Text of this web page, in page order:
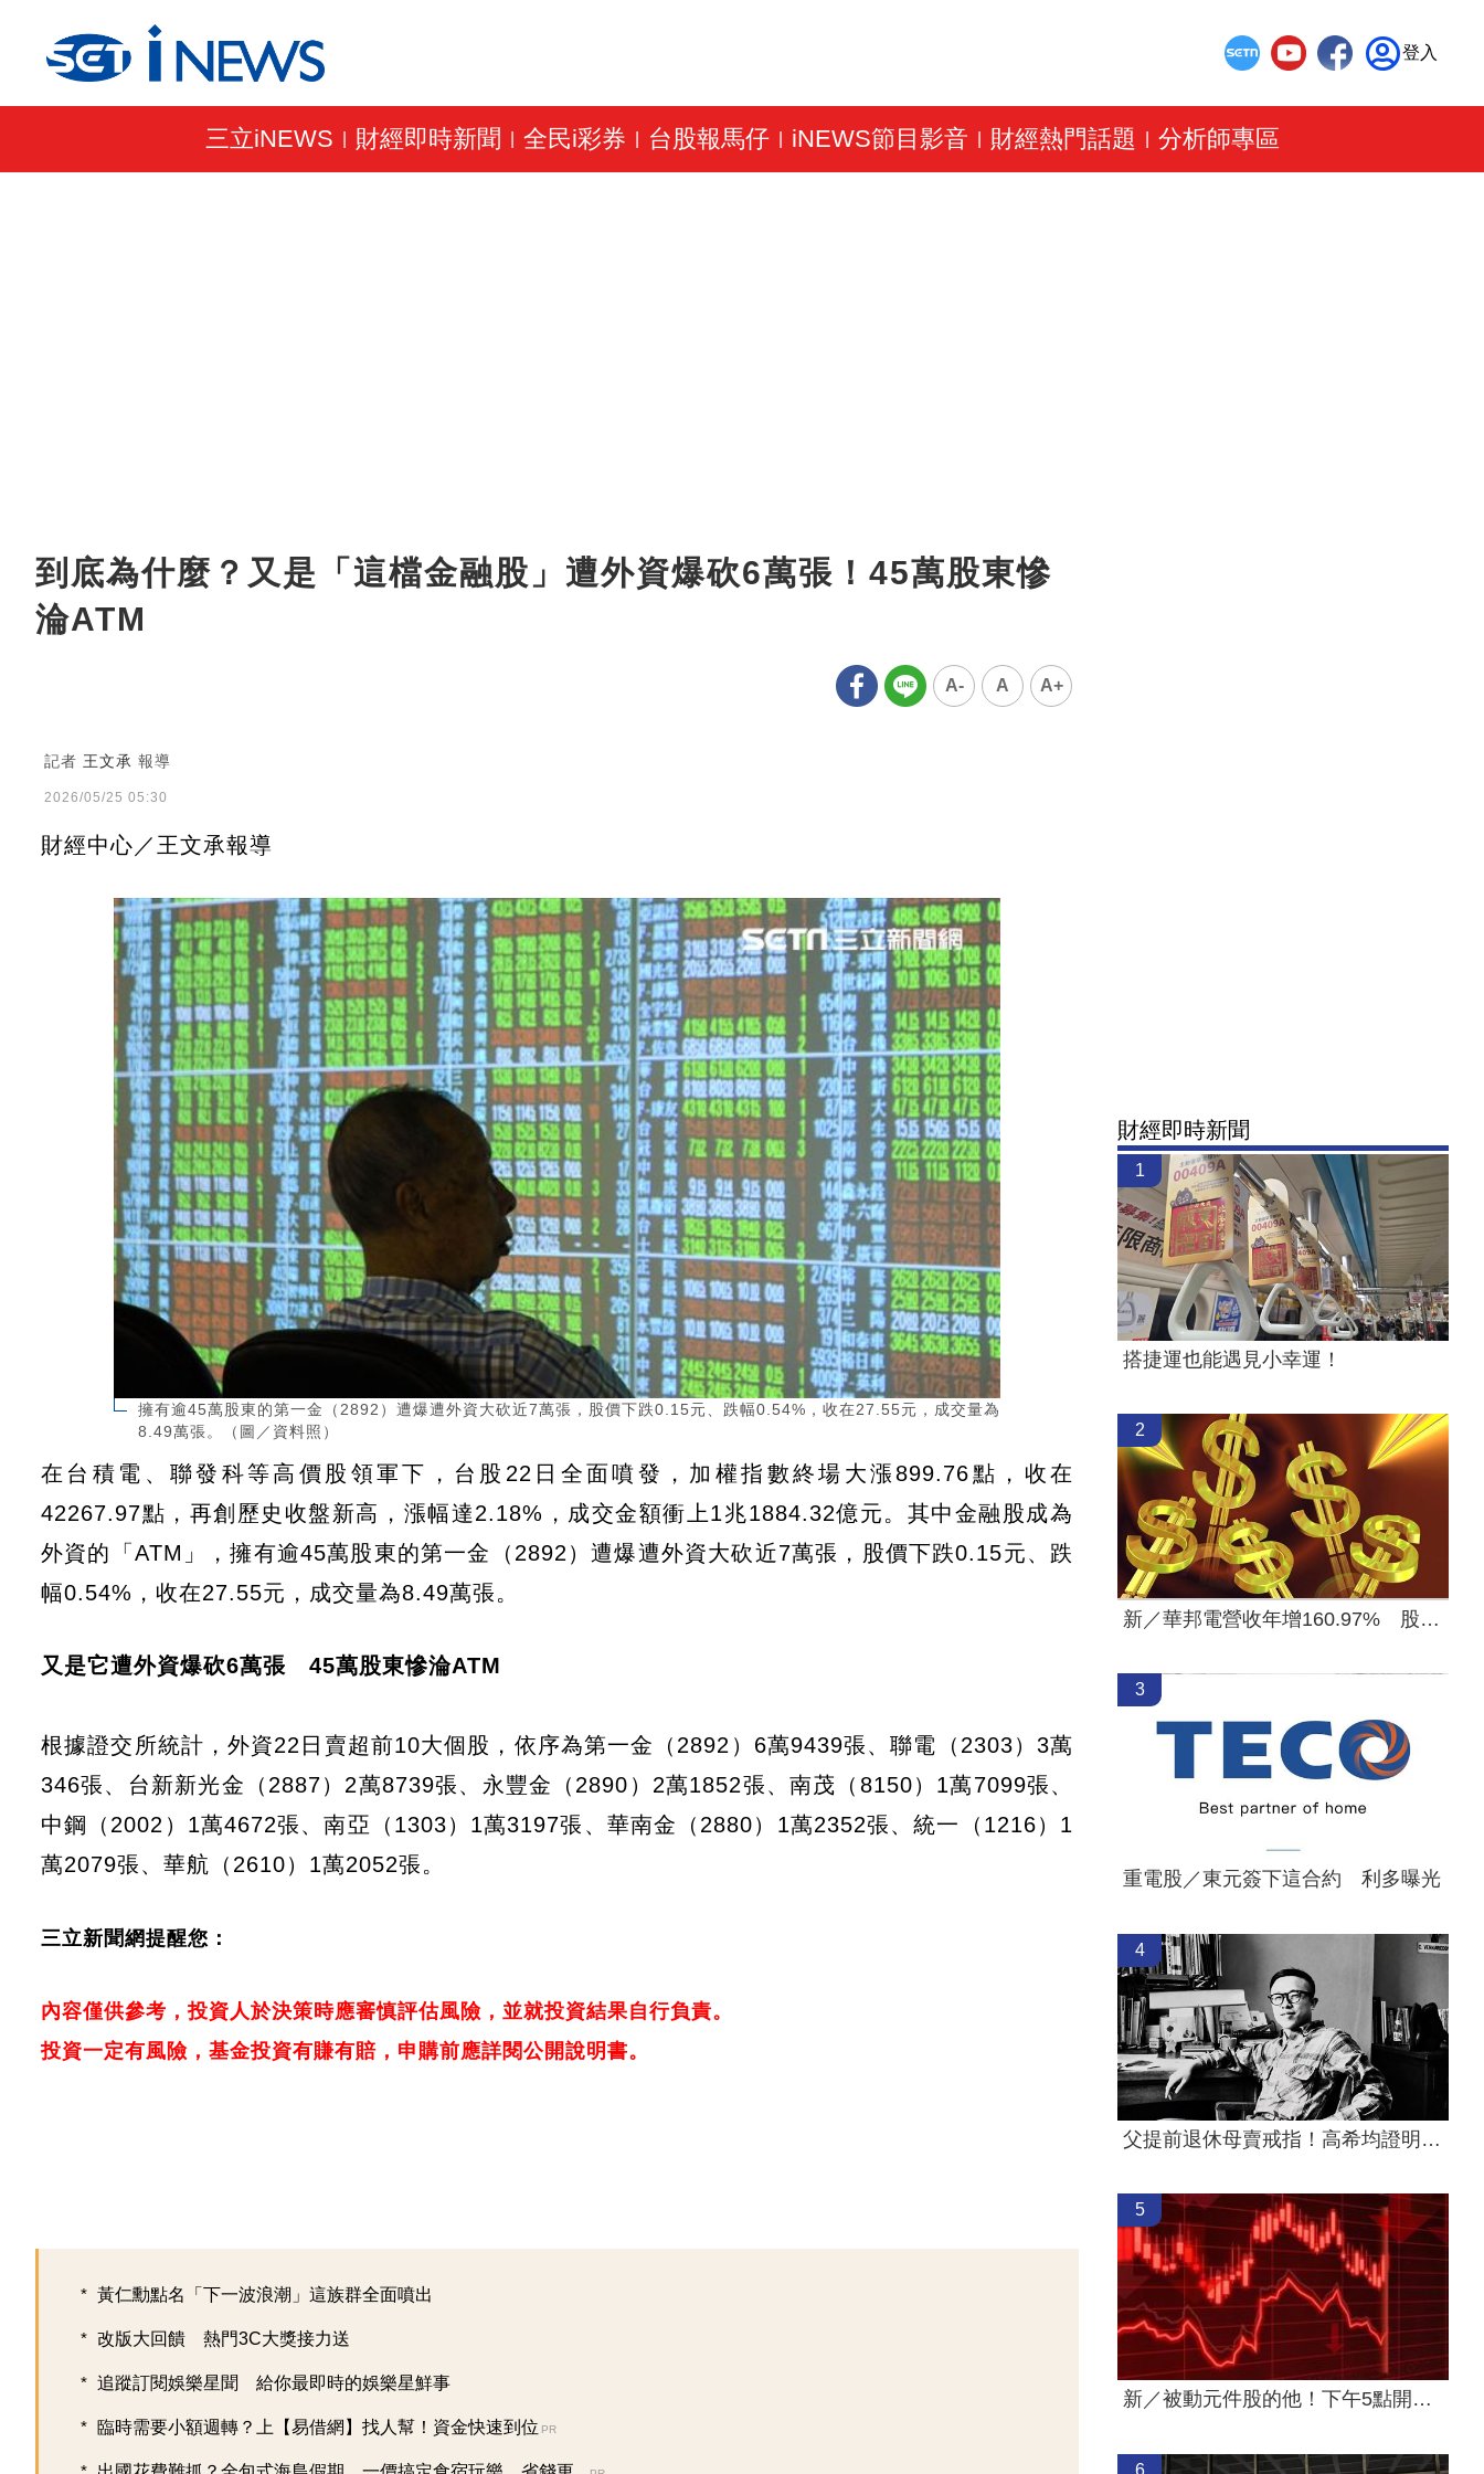
登入
三立iNEWS 財經即時新聞 全民i彩券 台股報馬仔| iNEWS節目影音 財經熱門話題 分析師專區
到底為什麼？又是「這檔金融股」遭外資爆砍6萬張！45萬股東慘
淪ATM
A- A A+
記者 王文承 報導
2026/05/25 05:30
財經中心／王文承報導
擁有逾45萬股東的第一金（2892）遭爆遭外資大砍近7萬張，股價下跌0.15元、跌幅0.54%，收在27.55元，成交量為
8.49萬張。（圖／資料照）
在台積電、聯發科等高價股領軍下，台股22日全面噴發，加權指數終場大漲899.76點，收在
42267.97點，再創歷史收盤新高，漲幅達2.18%，成交金額衝上1兆1884.32億元。其中金融股成為
外資的「ATM」，擁有逾45萬股東的第一金（2892）遭爆遭外資大砍近7萬張，股價下跌0.15元、跌
幅0.54%，收在27.55元，成交量為8.49萬張。
又是它遭外資爆砍6萬張 45萬股東慘淪ATM
根據證交所統計，外資22日賣超前10大個股，依序為第一金（2892）6萬9439張、聯電（2303）3萬
346張、台新新光金（2887）2萬8739張、永豐金（2890）2萬1852張、南茂（8150）1萬7099張、
中鋼（2002）1萬4672張、南亞（1303）1萬3197張、華南金（2880）1萬2352張、統一（1216）1
萬2079張、華航（2610）1萬2052張。
三立新聞網提醒您：
內容僅供參考，投資人於決策時應審慎評估風險，並就投資結果自行負責。
投資一定有風險，基金投資有賺有賠，申購前應詳閱公開說明書。
黃仁勳點名「下一波浪潮」這族群全面噴出
改版大回饋 熱門3C大獎接力送
追蹤訂閱娛樂星聞 給你最即時的娛樂星鮮事
臨時需要小額週轉？上【易借網】找人幫！資金快速到位 PR
財經即時新聞
1
搭捷運也能遇見小幸運！
2
新／華邦電營收年增160.97% 股價評析
3
重電股／東元簽下這合約 利多曝光
4
父提前退休母賣戒指！高希均證明這1件事
5
新／被動元件股的他！下午5點開重訊
6